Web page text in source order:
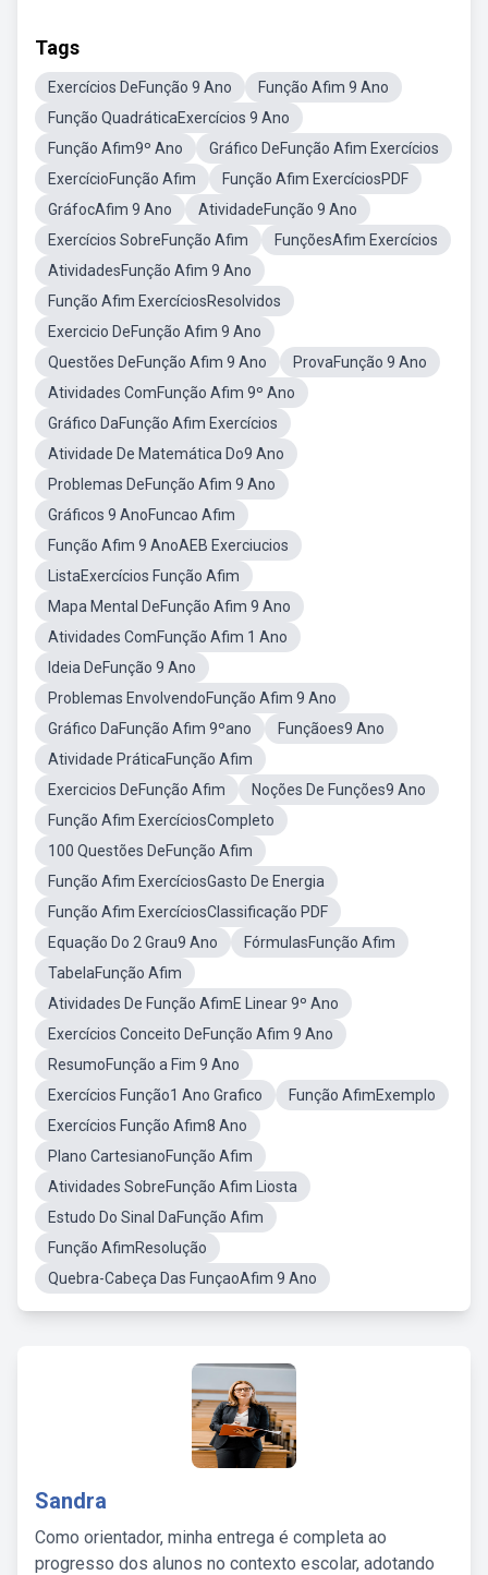
Tags
Exercícios DeFunção 9 Ano
Função Afim 9 Ano
Função QuadráticaExercícios 9 Ano
Função Afim9º Ano
Gráfico DeFunção Afim Exercícios
ExercícioFunção Afim
Função Afim ExercíciosPDF
GráfocAfim 9 Ano
AtividadeFunção 9 Ano
Exercícios SobreFunção Afim
FunçõesAfim Exercícios
AtividadesFunção Afim 9 Ano
Função Afim ExercíciosResolvidos
Exercicio DeFunção Afim 9 Ano
Questões DeFunção Afim 9 Ano
ProvaFunção 9 Ano
Atividades ComFunção Afim 9º Ano
Gráfico DaFunção Afim Exercícios
Atividade De Matemática Do9 Ano
Problemas DeFunção Afim 9 Ano
Gráficos 9 AnoFuncao Afim
Função Afim 9 AnoAEB Exerciucios
ListaExercícios Função Afim
Mapa Mental DeFunção Afim 9 Ano
Atividades ComFunção Afim 1 Ano
Ideia DeFunção 9 Ano
Problemas EnvolvendoFunção Afim 9 Ano
Gráfico DaFunção Afim 9ºano
Funçãoes9 Ano
Atividade PráticaFunção Afim
Exercicios DeFunção Afim
Noções De Funções9 Ano
Função Afim ExercíciosCompleto
100 Questões DeFunção Afim
Função Afim ExercíciosGasto De Energia
Função Afim ExercíciosClassificação PDF
Equação Do 2 Grau9 Ano
FórmulasFunção Afim
TabelaFunção Afim
Atividades De Função AfimE Linear 9º Ano
Exercícios Conceito DeFunção Afim 9 Ano
ResumoFunção a Fim 9 Ano
Exercícios Função1 Ano Grafico
Função AfimExemplo
Exercícios Função Afim8 Ano
Plano CartesianoFunção Afim
Atividades SobreFunção Afim Liosta
Estudo Do Sinal DaFunção Afim
Função AfimResolução
Quebra-Cabeça Das FunçaoAfim 9 Ano
Sandra
Como orientador, minha entrega é completa ao
progresso dos alunos no contexto escolar, adotando